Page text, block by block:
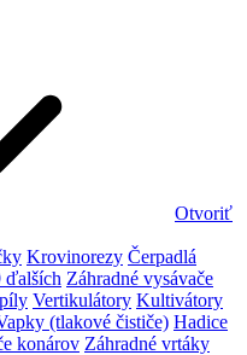
Otvoriť
Krovinorezy Čerpadlá
ďalších Záhradné vysávače
Vertikulátory Kultivátory
(tlakové čističe) Hadice
konárov Záhradné vrtáky